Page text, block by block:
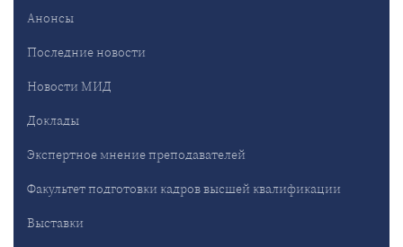
Анонсы
Последние новости
Новости МИД
Доклады
Экспертное мнение преподавателей
Факультет подготовки кадров высшей квалификации
Выставки